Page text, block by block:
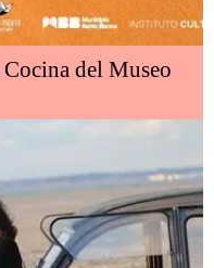
del Museo